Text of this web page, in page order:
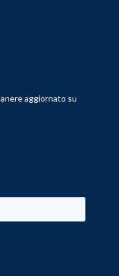
aggiornato su